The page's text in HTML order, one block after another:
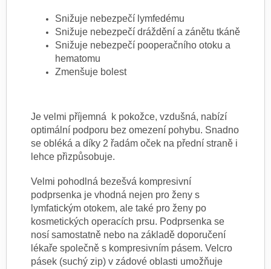
Snižuje nebezpečí lymfedému
Snižuje nebezpečí dráždění a zánětu tkáně
Snižuje nebezpečí pooperačního otoku a
hematomu
Zmenšuje bolest
Je velmi příjemná k pokožce, vzdušná, nabízí
optimální podporu bez omezení pohybu. Snadno
se obléká a díky 2 řadám oček na přední straně i
lehce přizpůsobuje.
Velmi pohodlná bezešvá kompresivní
podprsenka je vhodná nejen pro ženy s
lymfatickým otokem, ale také pro ženy po
kosmetických operacích prsu. Podprsenka se
nosí samostatně nebo na základě doporučení
lékaře společně s kompresivním pásem. Velcro
pásek (suchý zip) v zádové oblasti umožňuje